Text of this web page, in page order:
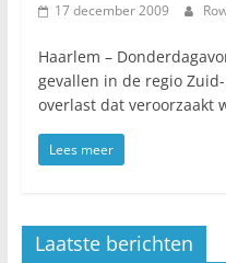
17 december 2009
Haarlem –
gevallen in de regio
overlast dat veroorzaakt
Lees meer
Laatste berichten